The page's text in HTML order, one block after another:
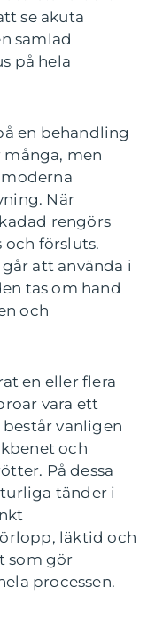
se akuta
samlad
på hela
en behandling
men
När
rengörs
försluts.
att använda i
tas om hand
och
en eller flera
vara ett
vanligen
och
På dessa
tänder i
läktid och
som gör
processen.